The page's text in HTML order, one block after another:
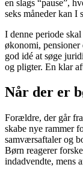
en slags “pause”,
seks måneder kan I
I denne periode
økonomi,
god idé at søge
og pligter. En klar
Når der er
Forældre, der går
skabe nye rammer
samværsaftaler og
Børn reagerer
indadvendte, mens